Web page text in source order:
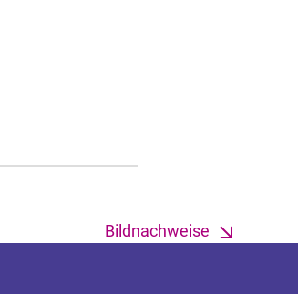
Bildnachweise